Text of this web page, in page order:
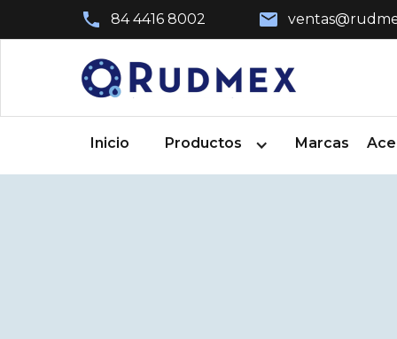
84 4416 8002
Inicio Productos Marcas